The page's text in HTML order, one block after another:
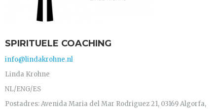
SPIRITUELE COACHING
info@lindakrohne.nl
Linda Krohne
NL/ENG/ES
Postadres: Avenida Maria del Mar Rodriguez 21, 03169 Algorfa,